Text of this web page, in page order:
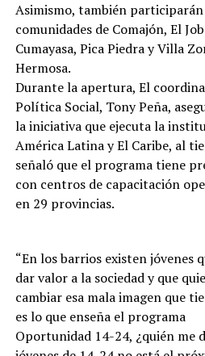
Asimismo, también participarán
comunidades de Comajón, El
Cumayasa, Pica Piedra y Villa
Hermosa.
Durante la apertura, El
Política Social, Tony Peña,
la iniciativa que ejecuta la
América Latina y El Caribe, al
señaló que el programa tiene
con centros de capacitación
en 29 provincias.
“En los barrios existen jóvenes
dar valor a la sociedad y que
cambiar esa mala imagen que
es lo que enseña el programa
Oportunidad 14-24, ¿quién me